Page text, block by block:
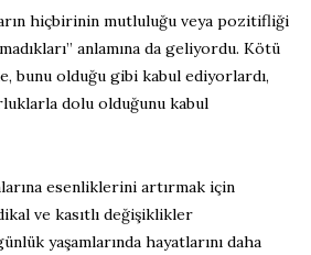
hiçbirinin mutluluğu veya pozitifliği
anlamına da geliyordu. Kötü
bunu olduğu gibi kabul ediyorlardı,
dolu olduğunu kabul
esenliklerini artırmak için
ve kasıtlı değişiklikler
yaşamlarında hayatlarını daha